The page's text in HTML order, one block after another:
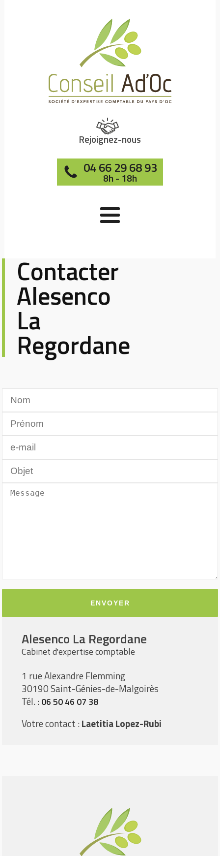
Rejoignez-nous
04 66 29 68 93
8h - 18h
Contacter
Alesenco
La
Regordane
Alesenco La Regordane
Cabinet d'expertise comptable
1 rue Alexandre Flemming
30190 Saint-Génies-de-Malgoirès
Tél. :06 50 46 07 38
Votre contact :Laetitia Lopez-Rubi